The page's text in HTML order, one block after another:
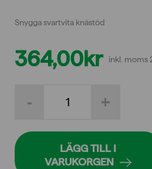
Snygga svartvita knästöd
364,00kr inkl. moms
+
200
cm
-
LÄGG TILL I
VARUKORGEN